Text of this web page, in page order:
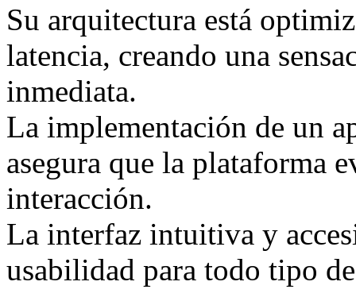
Su arquitectura está
latencia, creando una
inmediata.
La implementación de un
asegura que la plataforma
interacción.
La interfaz intuitiva y
usabilidad para todo tipo